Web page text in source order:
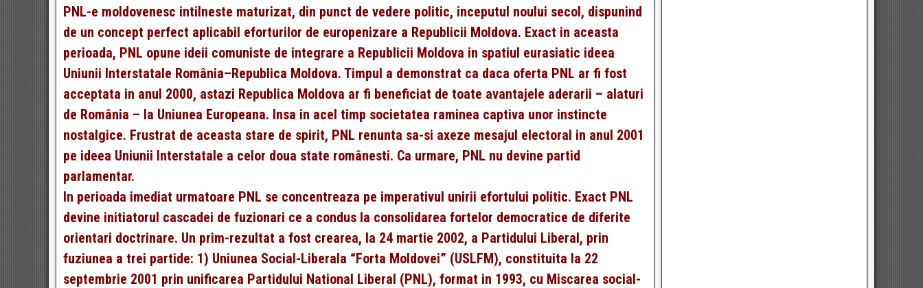
PNL-e moldovenesc intilneste maturizat, din punct de vedere politic, inceputul noului secol, dispunind
de un concept perfect aplicabil eforturilor de europenizare a Republicii Moldova. Exact in aceasta
perioada, PNL opune ideii comuniste de integrare a Republicii Moldova in spatiul eurasiatic ideea
Uniunii Interstatale România–Republica Moldova. Timpul a demonstrat ca daca oferta PNL ar fi fost
acceptata in anul 2000, astazi Republica Moldova ar fi beneficiat de toate avantajele aderarii – alaturi
de România – la Uniunea Europeana. Insa in acel timp societatea raminea captiva unor instincte
nostalgice. Frustrat de aceasta stare de spirit, PNL renunta sa-si axeze mesajul electoral in anul 2001
pe ideea Uniunii Interstatale a celor doua state românesti. Ca urmare, PNL nu devine partid
parlamentar.
In perioada imediat urmatoare PNL se concentreaza pe imperativul unirii efortului politic. Exact PNL
devine initiatorul cascadei de fuzionari ce a condus la consolidarea fortelor democratice de diferite
orientari doctrinare. Un prim-rezultat a fost crearea, la 24 martie 2002, a Partidului Liberal, prin
fuziunea a trei partide: 1) Uniunea Social-Liberala “Forta Moldovei” (USLFM), constituita la 22
septembrie 2001 prin unificarea Partidului National Liberal (PNL), format in 1993, cu Miscarea social-